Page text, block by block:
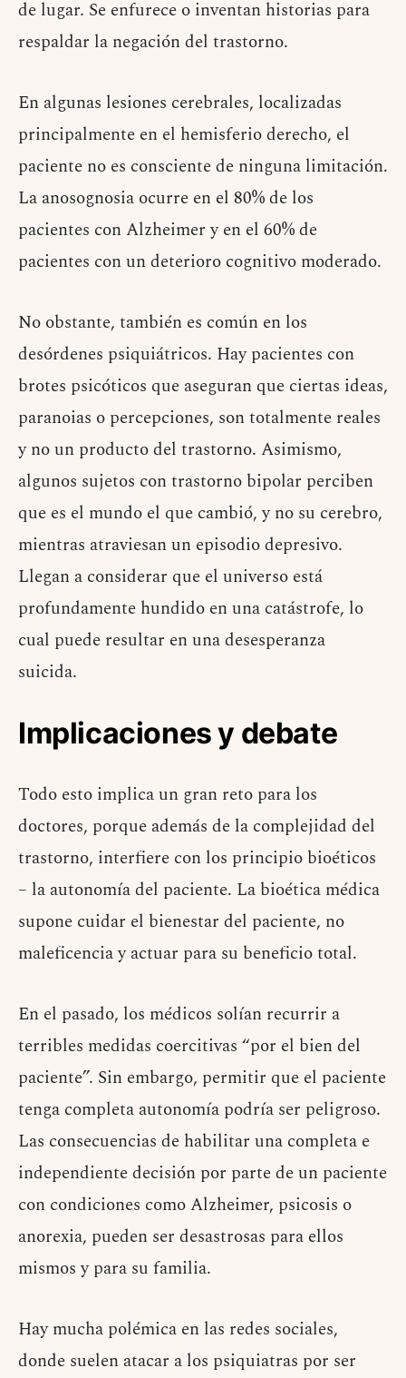
de lugar. Se enfurece o inventan historias para
respaldar la negación del trastorno.
En algunas lesiones cerebrales, localizadas
principalmente en el hemisferio derecho, el
paciente no es consciente de ninguna limitación.
La anosognosia ocurre en el 80% de los
pacientes con Alzheimer y en el 60% de
pacientes con un deterioro cognitivo moderado.
No obstante, también es común en los
desórdenes psiquiátricos. Hay pacientes con
brotes psicóticos que aseguran que ciertas ideas,
paranoias o percepciones, son totalmente reales
y no un producto del trastorno. Asimismo,
algunos sujetos con trastorno bipolar perciben
que es el mundo el que cambió, y no su cerebro,
mientras atraviesan un episodio depresivo.
Llegan a considerar que el universo está
profundamente hundido en una catástrofe, lo
cual puede resultar en una desesperanza
suicida.
Implicaciones y debate
Todo esto implica un gran reto para los
doctores, porque además de la complejidad del
trastorno, interfiere con los principio bioéticos
– la autonomía del paciente. La bioética médica
supone cuidar el bienestar del paciente, no
maleficencia y actuar para su beneficio total.
En el pasado, los médicos solían recurrir a
terribles medidas coercitivas “por el bien del
paciente”. Sin embargo, permitir que el paciente
tenga completa autonomía podría ser peligroso.
Las consecuencias de habilitar una completa e
independiente decisión por parte de un paciente
con condiciones como Alzheimer, psicosis o
anorexia, pueden ser desastrosas para ellos
mismos y para su familia.
Hay mucha polémica en las redes sociales,
donde suelen atacar a los psiquiatras por ser